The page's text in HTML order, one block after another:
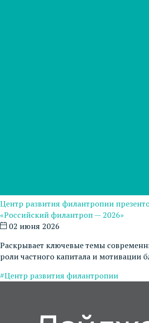
Центр развития филантропии
«Российский филантроп — 2026»
02 июня 2026
Раскрывает ключевые темы
роли частного капитала и мотивации
#Центр развития филантропии